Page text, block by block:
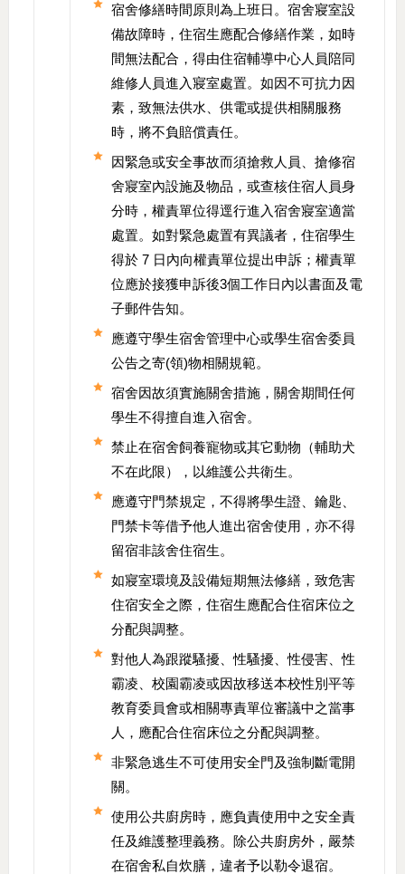
宿舍修繕時間原則為上班日。宿舍寢室設
備故障時，住宿生應配合修繕作業，如時
間無法配合，得由住宿輔導中心人員陪同
維修人員進入寢室處置。如因不可抗力因
素，致無法供水、供電或提供相關服務
時，將不負賠償責任。
因緊急或安全事故而須搶救人員、搶修宿
舍寢室內設施及物品，或查核住宿人員身
分時，權責單位得逕行進入宿舍寢室適當
處置。如對緊急處置有異議者，住宿學生
得於 7 日內向權責單位提出申訴；權責單
位應於接獲申訴後3個工作日內以書面及電
子郵件告知。
應遵守學生宿舍管理中心或學生宿舍委員
公告之寄(領)物相關規範。
宿舍因故須實施關舍措施，關舍期間任何
學生不得擅自進入宿舍。
禁止在宿舍飼養寵物或其它動物（輔助犬
不在此限），以維護公共衛生。
應遵守門禁規定，不得將學生證、鑰匙、
門禁卡等借予他人進出宿舍使用，亦不得
留宿非該舍住宿生。
如寢室環境及設備短期無法修繕，致危害
住宿安全之際，住宿生應配合住宿床位之
分配與調整。
對他人為跟蹤騷擾、性騷擾、性侵害、性
霸凌、校園霸凌或因故移送本校性別平等
教育委員會或相關專責單位審議中之當事
人，應配合住宿床位之分配與調整。
非緊急逃生不可使用安全門及強制斷電開
關。
使用公共廚房時，應負責使用中之安全責
任及維護整理義務。除公共廚房外，嚴禁
在宿舍私自炊膳，違者予以勒令退宿。